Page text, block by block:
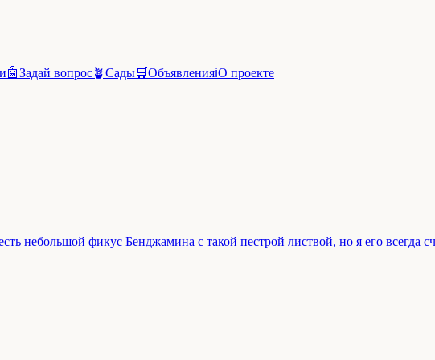
🤖Задай вопрос🪴Сады🛒Объявленияℹ️О проекте
небольшой фикус Бенджамина с такой пестрой листвой, но я его всегда